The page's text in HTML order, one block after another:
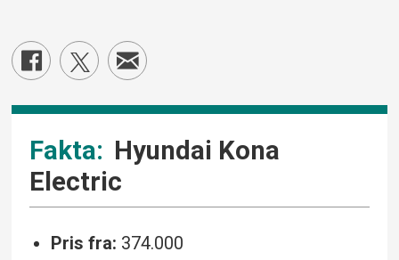
Hyundai Kona
Electric
Pris fra: 374.000